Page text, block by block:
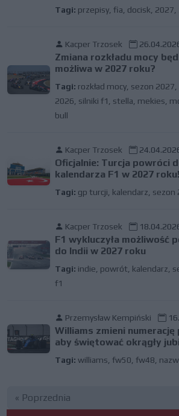
Tagi: przepisy, fia docisk 2027
Kacper Trzosek
Zmiana rozkładu mocy
możliwa w 2027 roku?
Tagi: rozkład mocy, sezon 2027
2026 silniki f1 stella mekies
bull
Kacper Trzosek
Oficjalnie: Turcja powróci
kalendarza F1 w 2027 roku!
Tagi: gp turcji kalendarz sezon
Kacper Trzosek
F1 wykluczyła możliwość
do Indii w 2027 roku
Tagi: indie powrót kalendarz
f1
Przemysław Kempiński
Williams zmieni numerację
aby świętować okrągły
Tagi: williams fw50 fw48
« Poprzednia